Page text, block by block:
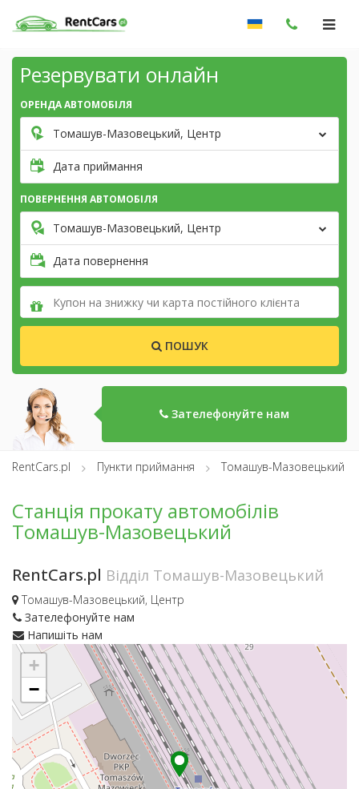
Резервувати онлайн
ОРЕНДА АВТОМОБІЛЯ
Томашув-Мазовецький, Центр
Дата приймання
ПОВЕРНЕННЯ АВТОМОБІЛЯ
Томашув-Мазовецький, Центр
Дата повернення
ПОШУК
Зателефонуйте нам
RentCars.pl Пункти приймання Томашув-Мазовецький
Станція прокату автомобілів
Томашув-Мазовецький
RentCars.pl Відділ Томашув-Мазовецький
Томашув-Мазовецький, Центр
Зателефонуйте нам
Напишіть нам
+
−